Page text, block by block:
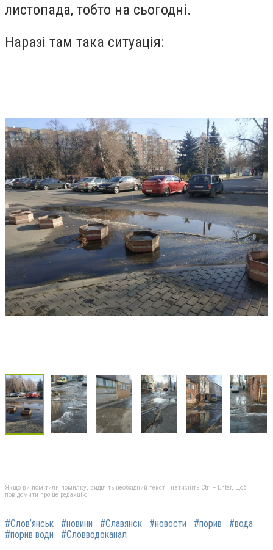
листопада, тобто на сьогодні.
Наразі там така ситуація:
Якщо ви помітили помилку, виділіть необхідний текст і натисніть Ctrl + Enter, щоб
повідомити про це редакцію
#Слов’янськ #новини #Славянск #новости #порив
#вода
#порив води
#Словводоканал